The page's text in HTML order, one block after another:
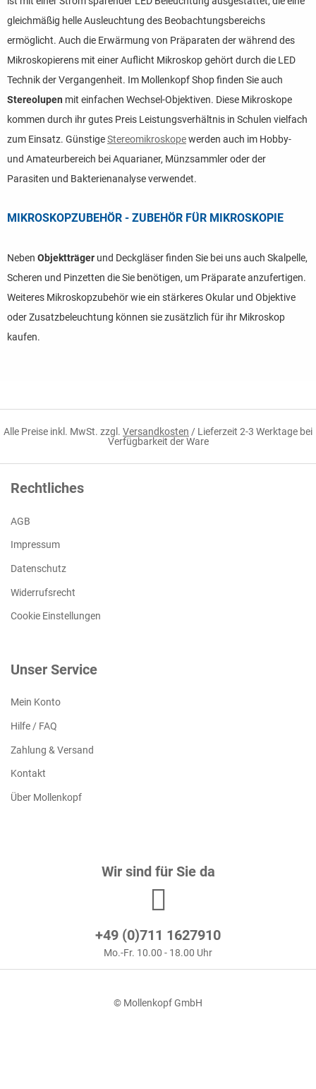
gleichmäßig helle Ausleuchtung des Beobachtungsbereichs
ermöglicht. Auch die Erwärmung von Präparaten der während des
Mikroskopierens mit einer Auflicht Mikroskop gehört durch die LED
Technik der Vergangenheit. Im Mollenkopf Shop finden Sie auch
Stereolupen mit einfachen Wechsel-Objektiven. Diese Mikroskope
kommen durch ihr gutes Preis Leistungsverhältnis in Schulen vielfach
zum Einsatz. GünstigeStereomikroskopewerden auch im Hobby-
und Amateurbereich bei Aquarianer, Münzsammler oder der
Parasiten und Bakterienanalyse verwendet.
MIKROSKOPZUBEHÖR - ZUBEHÖR FÜR MIKROSKOPIE
Neben Objektträger und Deckgläser finden Sie bei uns auch Skalpelle,
Scheren und Pinzetten die Sie benötigen, um Präparate anzufertigen.
Weiteres Mikroskopzubehör wie ein stärkeres Okular und Objektive
oder Zusatzbeleuchtung können sie zusätzlich für ihr Mikroskop
kaufen.
Alle Preise inkl. MwSt. zzgl. Versandkosten / Lieferzeit 2-3 Werktage bei
Verfügbarkeit der Ware
Rechtliches
AGB
Impressum
Datenschutz
Widerrufsrecht
Cookie Einstellungen
Unser Service
Mein Konto
Hilfe / FAQ
Zahlung & Versand
Kontakt
Über Mollenkopf
Wir sind für Sie da
+49 (0)711 1627910
Mo.-Fr. 10.00 - 18.00 Uhr
© Mollenkopf GmbH